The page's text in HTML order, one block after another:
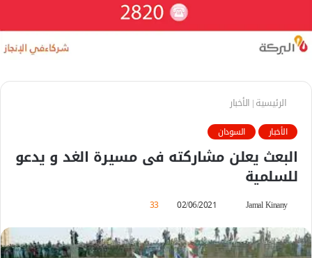
الرئيسية| الأخبار
الأخبار السودان
البعث يعلن مشاركته فى مسيرة الغد و يدعو
للسلمية
Jamal Kinany
إلكترونيا
02/06/2021
33